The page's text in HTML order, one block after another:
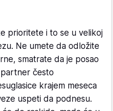
prioritete i to se u velikoj
Ne umete da odložite
smatrate da je posao
često
krajem meseca
uspeti da podnesu.